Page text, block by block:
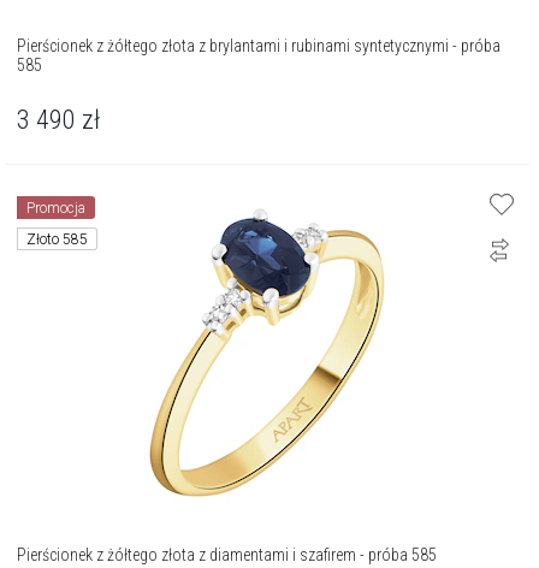
Pierścionek z żółtego złota z brylantami i rubinami syntetycznymi - próba
585
3 490 zł
Promocja
Złoto 585
Pierścionek z żółtego złota z diamentami i szafirem - próba 585